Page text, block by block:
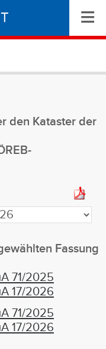
≡
den Kataster der
Fassung
71/2025
17/2026
71/2025
17/2026